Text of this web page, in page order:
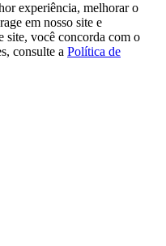
experiência, melhorar o
em nosso site e
site, você concorda com o
consulte a Política de